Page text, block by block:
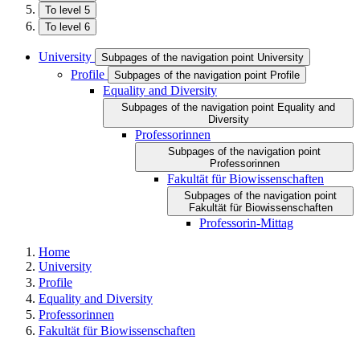
To level 5
To level 6
University Subpages of the navigation point University
Profile Subpages of the navigation point Profile
Equality and Diversity
Subpages of the navigation point Equality and
Diversity
Professorinnen
Subpages of the navigation point
Professorinnen
Fakultät für Biowissenschaften
Subpages of the navigation point
Fakultät für Biowissenschaften
Professorin-Mittag
Home
University
Profile
Equality and Diversity
Professorinnen
Fakultät für Biowissenschaften